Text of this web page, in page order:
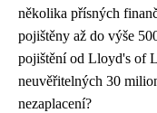
několika přísných
pojištěny až do výše
pojištění od Lloyd's of
neuvěřitelných 30
nezaplacení?